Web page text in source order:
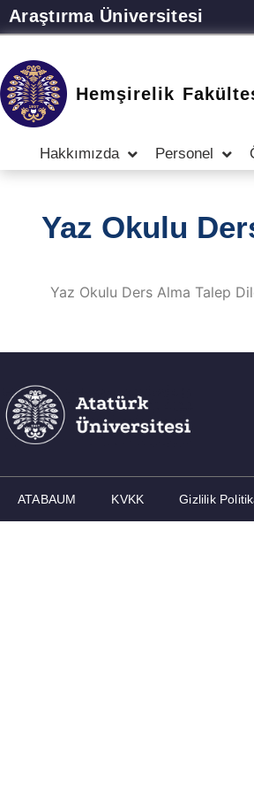
Araştırma Üniversitesi
Hemşirelik
Hakkımızda Personel
Yaz Okulu
Yaz Okulu Ders Alma Talep
ATABAUM KVKK Gizlilik